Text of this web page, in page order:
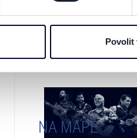
vaší aktivitě na našich
používáme např. k analýze
stránky v záložce „Cookies a
Povolit
unie.
GALERIE
NA MAPĚ